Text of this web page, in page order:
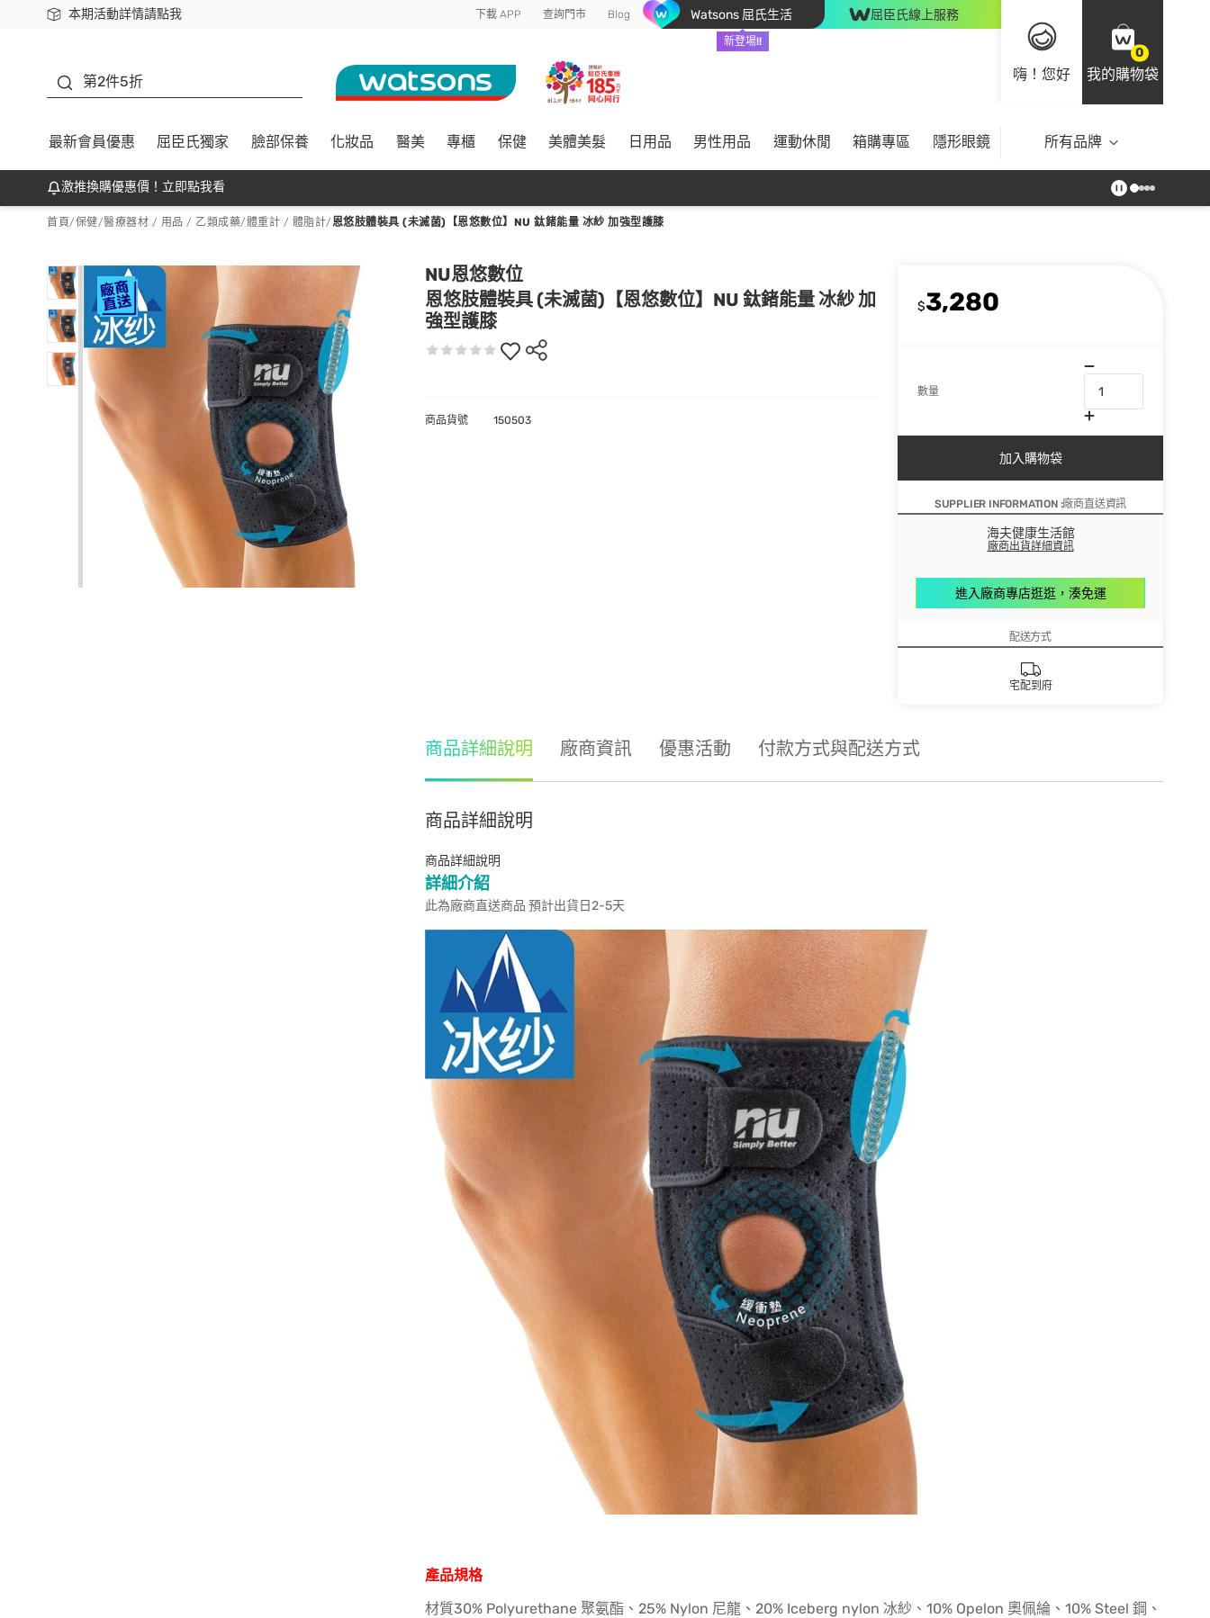
本期活動詳情請點我
下載app最高回饋$350 下載 APP 查詢門市 Blog Watsons 屈氏生活
新登場!!
屈臣氏線上服務
嗨！您好
0
我的購物袋
第2件5折
最新會員優惠 屈臣氏獨家 臉部保養 化妝品 醫美 專櫃 保健 美體美髮 日用品 男性用品 運動休閒 箱購專區 隱形眼鏡 所有品牌
激推換購優惠價！立即點我看
首頁/保健/醫療器材 / 用品 / 乙類成藥/體重計 / 體脂計/恩悠肢體裝具 (未滅菌)【恩悠數位】NU 鈦鍺能量 冰紗 加強型護膝
NU恩悠數位
恩悠肢體裝具 (未滅菌)【恩悠數位】NU 鈦鍺能量 冰紗 加
強型護膝
$3,280
數量
加入購物袋
SUPPLIER INFORMATION :廠商直送資訊
海夫健康生活館
廠商出貨詳細資訊
進入廠商專店逛逛，湊免運
配送方式
宅配到府
商品貨號 150503
商品詳細說明 廠商資訊 優惠活動 付款方式與配送方式
商品詳細說明
商品詳細說明
詳細介紹
此為廠商直送商品 預計出貨日2-5天
產品規格
材質30% Polyurethane 聚氨酯、25% Nylon 尼龍、20% Iceberg nylon 冰紗、10% Opelon 奧佩綸、10% Steel 鋼、